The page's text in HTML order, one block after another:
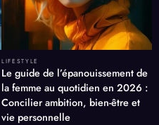
LIFESTYLE
Le guide de l’épanouissement de
la femme au quotidien en 2026 :
Concilier ambition, bien-être et
vie personnelle